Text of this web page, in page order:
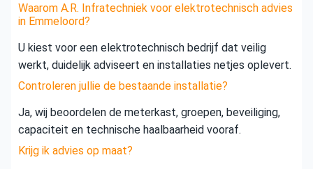
Waarom A.R. Infratechniek voor elektrotechnisch advies
in Emmeloord?
U kiest voor een elektrotechnisch bedrijf dat veilig
werkt, duidelijk adviseert en installaties netjes oplevert.
Controleren jullie de bestaande installatie?
Ja, wij beoordelen de meterkast, groepen, beveiliging,
capaciteit en technische haalbaarheid vooraf.
Krijg ik advies op maat?